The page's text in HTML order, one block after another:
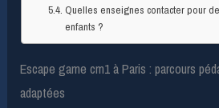
Quelles enseignes contacter pour
enfants ?
Escape game cm1 à Paris : parcours
adaptées